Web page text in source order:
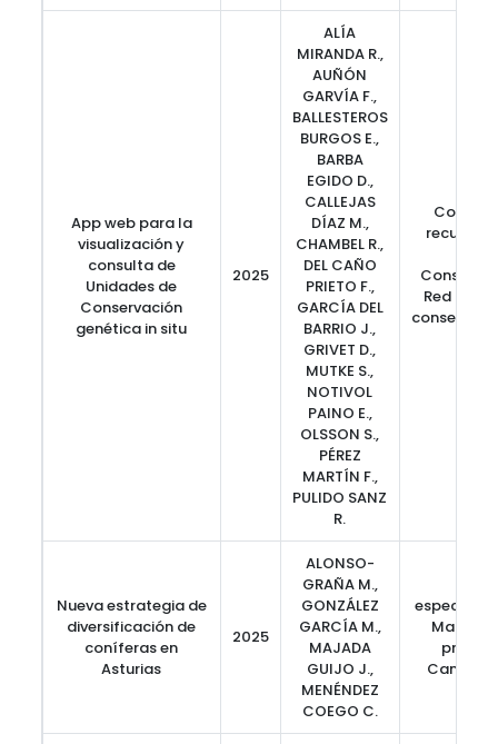
App web para la
visualización y
consulta de
Unidades de
Conservación
genética in situ
2025
ALÍA
MIRANDA R.,
AUÑÓN
GARVÍA F.,
BALLESTEROS
BURGOS E.,
BARBA
EGIDO D.,
CALLEJAS
DÍAZ M.,
CHAMBEL R.,
DEL CAÑO
PRIETO F.,
GARCÍA DEL
BARRIO J.,
GRIVET D.,
MUTKE S.,
NOTIVOL
PAINO E.,
OLSSON S.,
PÉREZ
MARTÍN F.,
PULIDO SANZ
R.
recursos
Red de
Nueva estrategia de
diversificación de
coníferas en
Asturias
2025
ALONSO-
GRAÑA M.,
GONZÁLEZ
GARCÍA M.,
MAJADA
GUIJO J.,
MENÉNDEZ
COEGO C.
especies
Madera,
Cambio